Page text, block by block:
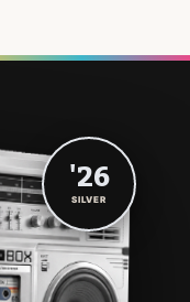
'26
SILVER